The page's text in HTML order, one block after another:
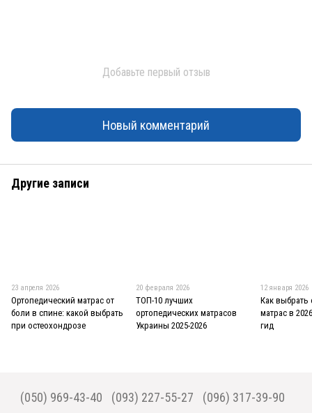
Добавьте первый отзыв
Новый комментарий
Другие записи
23 апреля 2026
Ортопедический матрас от
боли в спине: какой выбрать
при остеохондрозе
20 февраля 2026
ТОП-10 лучших
ортопедических матрасов
Украины 2025-2026
12 января 2026
Как выбрать
матрас в
гид
(050) 969-43-40 (093) 227-55-27 (096) 317-39-90